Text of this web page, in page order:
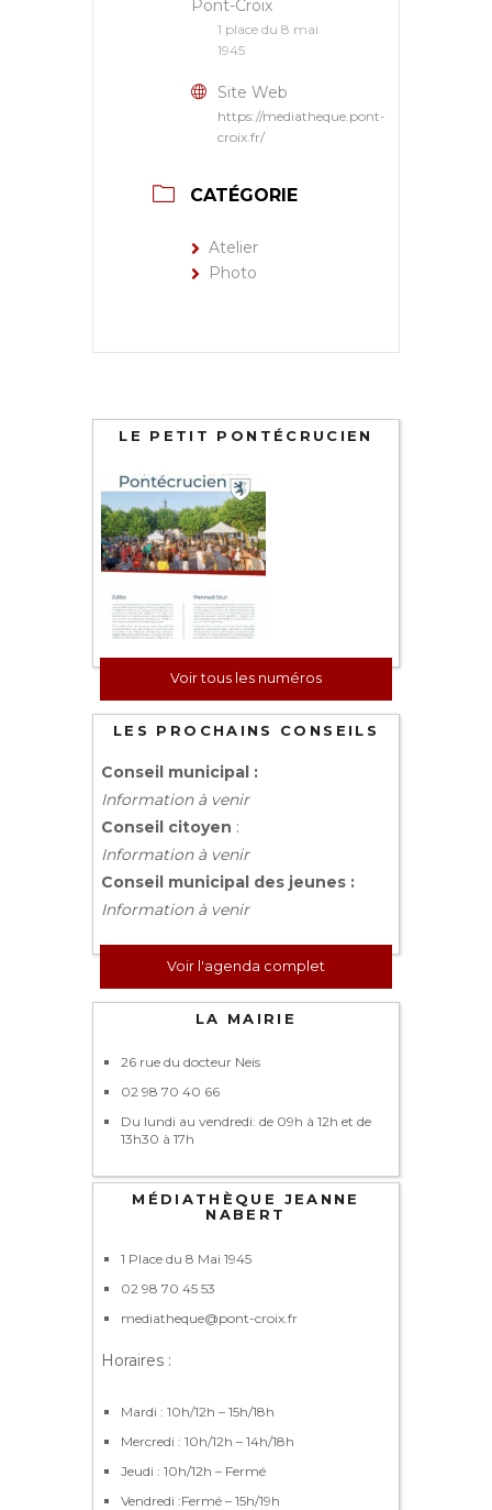
Pont-Croix
1 place du 8 mai
1945
Site Web
https://mediatheque.pont-
croix.fr/
CATÉGORIE
Atelier
Photo
LE PETIT PONTÉCRUCIEN
Voir tous les numéros
LES PROCHAINS CONSEILS
Conseil municipal :
Information à venir
Conseil citoyen :
Information à venir
Conseil municipal des jeunes :
Information à venir
Voir l'agenda complet
LA MAIRIE
26 rue du docteur Neis
02 98 70 40 66
Du lundi au vendredi: de 09h à 12h et de
13h30 à 17h
MÉDIATHÈQUE JEANNE
NABERT
1 Place du 8 Mai 1945
02 98 70 45 53
mediatheque@pont-croix.fr
Horaires :
Mardi : 10h/12h – 15h/18h
Mercredi : 10h/12h – 14h/18h
Jeudi : 10h/12h – Fermé
Vendredi :Fermé – 15h/19h